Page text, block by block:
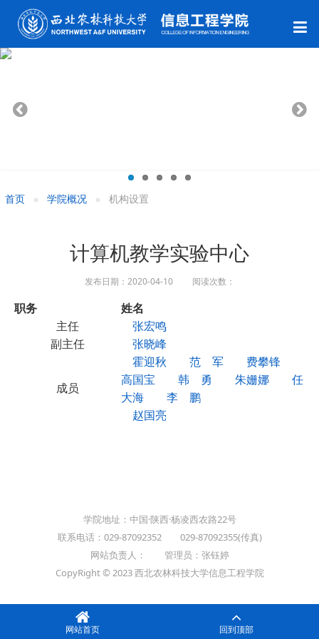
首页 学院概况 机构设置
计算机教学实验中心
发布日期：2020-04-10 阅读次数：
职务
姓名
主任
张宏鸣
副主任
张晓峰
成员
霍迎秋 范 军
费攀锋
高国宝
韩 勇 朱姗娜
任
大海
李 鹏
赵国亮
学院地址：中国·陕西·杨凌西农路22号
联系电话：029-87092352 029-87092355(传真)
网站负责人： 管理员：张钰婷
CopyRight © 2023 西北农林科技大学信息工程学院
网站首页 回到顶部